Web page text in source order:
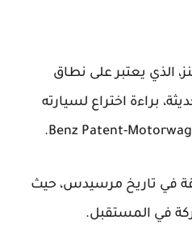
بنز، الذي يعتبر على نطاق
براءة اختراع لسيارته
في تاريخ مرسيدس، حيث
في المستقبل.